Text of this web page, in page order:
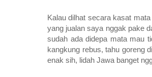
Kalau dilhat secara kasat
yang jualan saya nggak pake
sudah ada didepa mata mau
kangkung rebus, tahu goreng
enak sih, lidah Jawa banget